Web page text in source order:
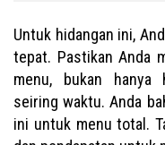
Untuk hidangan ini,
tepat. Pastikan Anda
menu, bukan hanya
seiring waktu. Anda
ini untuk menu total.